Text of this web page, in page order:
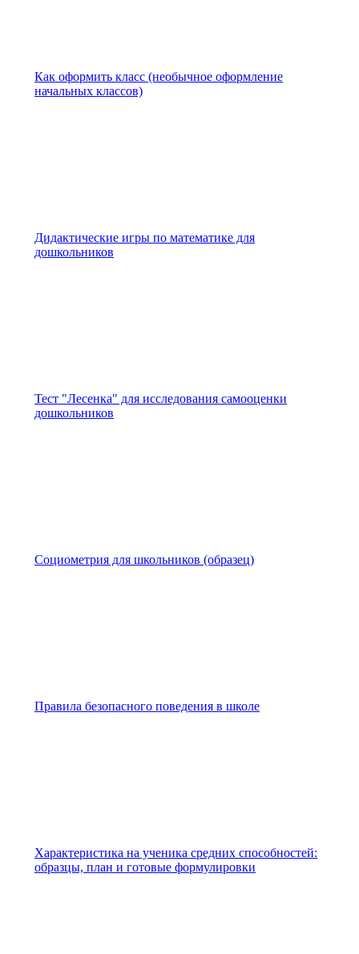
Как оформить класс (необычное оформление
начальных классов)
Дидактические игры по математике для
дошкольников
Тест "Лесенка" для исследования самооценки
дошкольников
Социометрия для школьников (образец)
Правила безопасного поведения в школе
Характеристика на ученика средних способностей:
образцы, план и готовые формулировки